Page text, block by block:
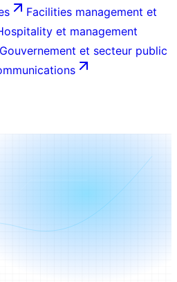
Facilities management et
et management
Gouvernement et secteur public